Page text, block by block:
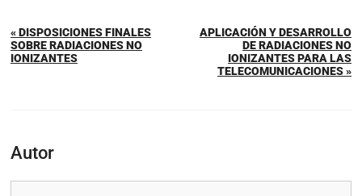
« DISPOSICIONES FINALES
SOBRE RADIACIONES NO
IONIZANTES
APLICACIÓN Y DESARROLLO
DE RADIACIONES NO
IONIZANTES PARA LAS
TELECOMUNICACIONES »
Autor